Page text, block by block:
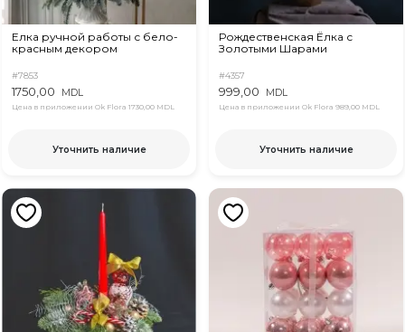
Елка ручной работы с бело-
красным декором
#7853
1750,00 MDL
Цена в приложении Ok Flora 1730,00 MDL
Уточнить наличие
Рождественская Ёлка с
Золотыми Шарами
#4357
999,00 MDL
Цена в приложении Ok Flora 989,00 MDL
Уточнить наличие